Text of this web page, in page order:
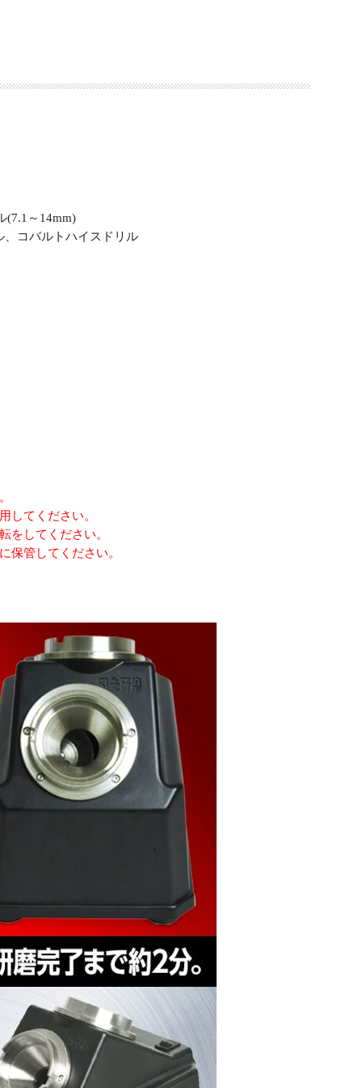
～14mm)
コバルトハイスドリル
してください。
をしてください。
保管してください。